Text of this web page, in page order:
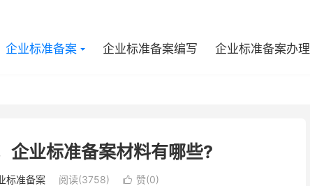
企业标准备案 企业标准备案编写 企业标准备案办理
企业标准备案材料有哪些?
标准备案 阅读(3758)  赞(0)